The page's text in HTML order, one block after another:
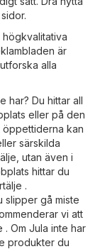
är
alla
har? Du hittar all
eller på den
öppettiderna kan
särskilda
utan även i
hittar du
.
slipper gå miste
vi att
. Om Jula inte har
produkter du